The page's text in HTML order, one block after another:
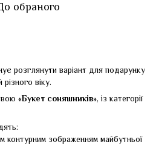
обраного
розглянути варіант для подарунку
віку.
«Букет соняшників», із категорії
контурним зображенням майбутньої